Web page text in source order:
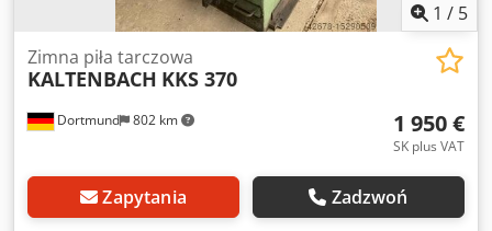
1 / 5
Dortmund 802 km
Zimna piła tarczowa
KALTENBACH KKS 370
1 950 €
SK plus VAT
Zapytania Zadzwoń